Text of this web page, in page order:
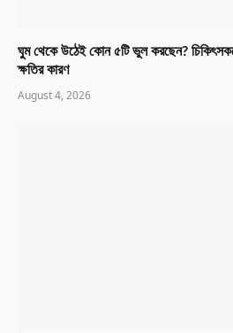
ঘুম থেকে উঠেই কোন ৫টি ভুল করছেন?
ক্ষতির কারণ
August 4, 2026